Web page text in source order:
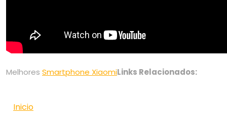
Melhores Smartphone XiaomiLinks Relacionados:
Inicio